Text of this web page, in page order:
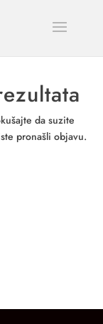
da suzite
pronašli objavu.